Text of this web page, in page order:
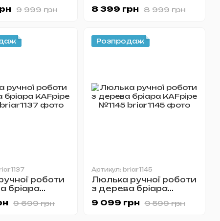
9 999 грн 8 999 грн
8 399 грн
роботи
бріара
9 699 грн
Розпродаж
Артикул: briar1145
Люлька ручної роботи
з дерева бріара
9 599 грн
9 099 грн